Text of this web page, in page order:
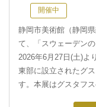
開催中
静岡市美術館（静岡
て、「スウェーデン
2026年6月27日(土)よ
東部に設立されたグ
す。本展はグスタフ